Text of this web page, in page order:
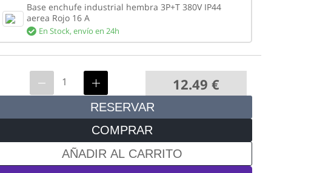
Base enchufe industrial hembra 3P+T 380V IP44
aerea Rojo 16 A
En Stock,envío en 24h
12.49 €
RESERVAR
COMPRAR
AÑADIR AL CARRITO